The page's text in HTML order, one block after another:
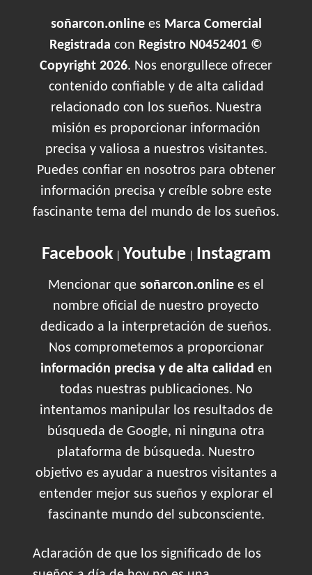
soñarcon.onlinees Marca Comercial
Registrada con Registro N0452401 ©
Copyright 2026. Nos enorgullece ofrecer
contenido confiable y de alta calidad
relacionado con los sueños. Nuestra
misión es proporcionar información
precisa y valiosa a nuestros visitantes.
Puedes confiar en nosotros para obtener
información precisa y creíble sobre este
fascinante tema del mundo de los sueños.
Facebook| Youtube| Instagram
Mencionar que soñarcon.online es el
nombre oficial de nuestro proyecto
dedicado a la interpretación de sueños.
Nos comprometemos a proporcionar
información precisa y de alta calidad en
todas nuestras publicaciones. No
intentamos manipular los resultados de
búsqueda de Google, ni ninguna otra
plataforma de búsqueda. Nuestro
objetivo es ayudar a nuestros visitantes a
entender mejor sus sueños y explorar el
fascinante mundo del subconsciente.
Aclaración de que los significado de los